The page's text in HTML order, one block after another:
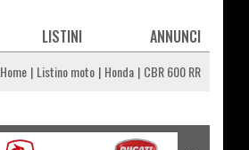
LISTINI ANNUNCI
Home Listino moto Honda CBR 600 RR